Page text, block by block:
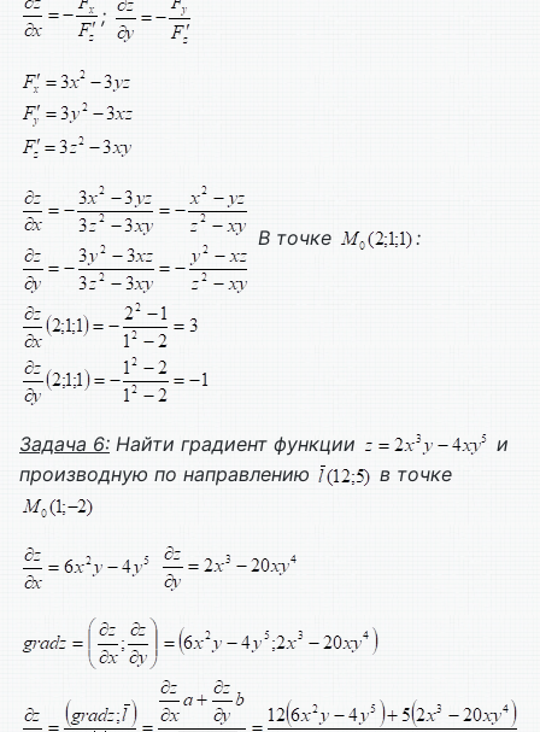
;
В точке :
Задача 6: Найти градиент функции
и
производную по направлению
в точке